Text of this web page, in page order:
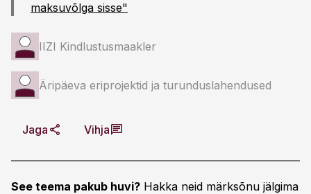
maksuvõlga sisse"
IIZI Kindlustusmaakler
Äripäeva eriprojektid ja turunduslahendused
Jaga Vihja
See teema pakub huvi? Hakka neid märksõnu jälgima